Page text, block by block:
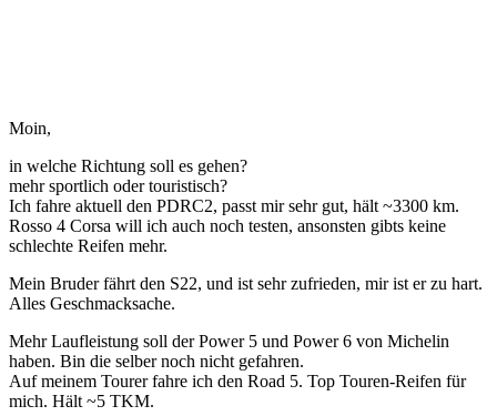
Moin,
in welche Richtung soll es gehen?
mehr sportlich oder touristisch?
Ich fahre aktuell den PDRC2, passt mir sehr gut, hält ~3300 km.
Rosso 4 Corsa will ich auch noch testen, ansonsten gibts keine
schlechte Reifen mehr.
Mein Bruder fährt den S22, und ist sehr zufrieden, mir ist er zu hart.
Alles Geschmacksache.
Mehr Laufleistung soll der Power 5 und Power 6 von Michelin
haben. Bin die selber noch nicht gefahren.
Auf meinem Tourer fahre ich den Road 5. Top Touren-Reifen für
mich. Hält ~5 TKM.